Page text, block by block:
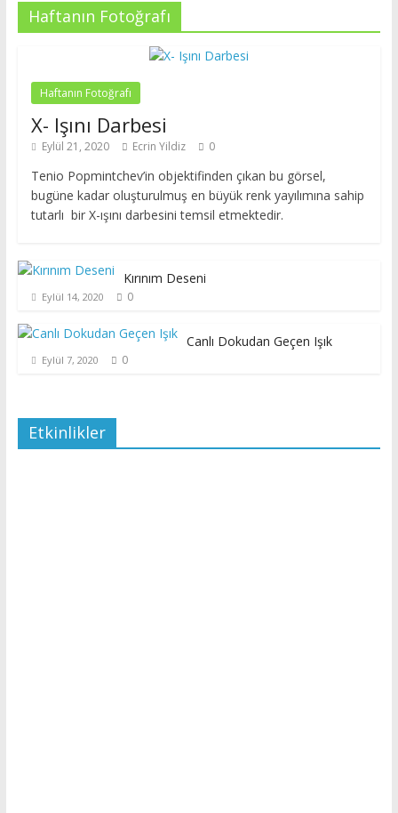
Haftanın Fotoğrafı
Haftanın Fotoğrafı
X- Işını Darbesi
Eylül 21, 2020 Ecrin Yildiz 0
Tenio Popmintchev’in objektifinden çıkan bu görsel,
bugüne kadar oluşturulmuş en büyük renk yayılımına sahip
tutarlı bir X-ışını darbesini temsil etmektedir.
Kırınım Deseni
Eylül 14, 2020 0
Canlı Dokudan Geçen Işık
Eylül 7, 2020 0
Etkinlikler